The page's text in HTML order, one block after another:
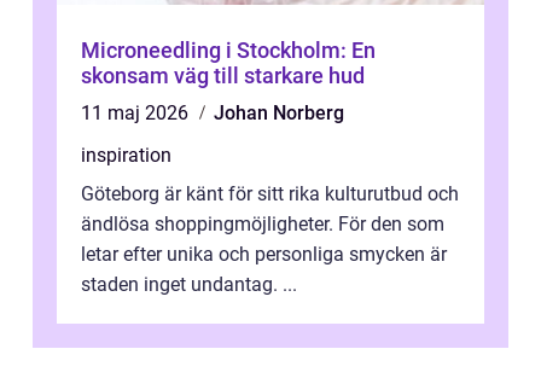
Microneedling i Stockholm: En
skonsam väg till starkare hud
11 maj 2026
Johan Norberg
inspiration
Göteborg är känt för sitt rika kulturutbud och
ändlösa shoppingmöjligheter. För den som
letar efter unika och personliga smycken är
staden inget undantag. ...